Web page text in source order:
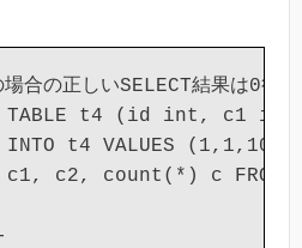
場合の正しいSELECT結果は0行
TABLE t4 (id int, c1
INTO t4 VALUES
c1, c2, count(*) c FROM